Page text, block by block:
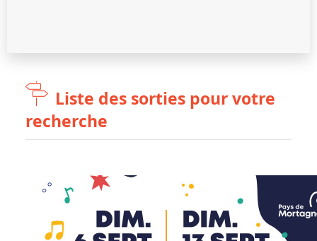
Liste des sorties pour votre
recherche